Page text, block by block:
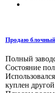
Продаю блочный
Полный
Состояние
куплен